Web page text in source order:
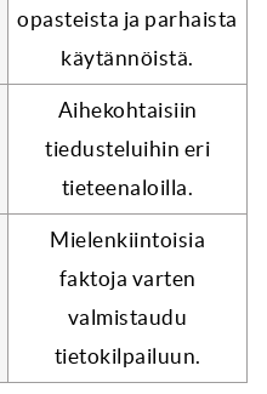
opasteista ja parhaista
käytännöistä.
Aihekohtaisiin
tiedusteluihin eri
tieteenaloilla.
Mielenkiintoisia
faktoja varten
valmistaudu
tietokilpailuun.